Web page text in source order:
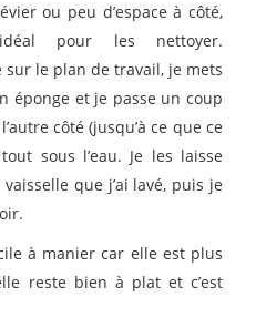
ou peu d’espace à côté,
pour les nettoyer.
sur le plan de travail, je mets
éponge et je passe un coup
côté (jusqu’à ce que ce
sous l’eau. Je les laisse
que j’ai lavé, puis je
à manier car elle est plus
reste bien à plat et c’est